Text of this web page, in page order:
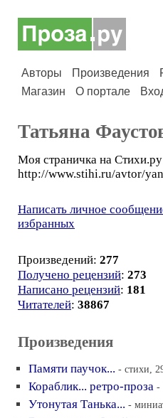
Авторы Произведения
Магазин
О портале
Татьяна
Моя страничка на Стихи.ру
http://www.stihi.ru/avtor/
Написать личное
избранных
Произведений: 277
Получено рецензий: 273
Написано рецензий: 181
Читателей: 38867
Произведения
Памяти паучок... - стихи,
Кораблик... ретро-проза -
Утонутая Танька... -